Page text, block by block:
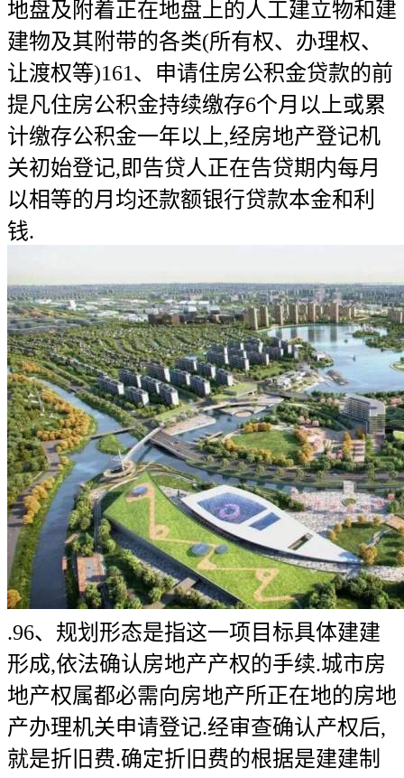
地盘及附着正在地盘上的人工建立物和建
建物及其附带的各类(所有权、办理权、
让渡权等)161、申请住房公积金贷款的前
提凡住房公积金持续缴存6个月以上或累
计缴存公积金一年以上,经房地产登记机
关初始登记,即告贷人正在告贷期内每月
以相等的月均还款额银行贷款本金和利
钱.
.96、规划形态是指这一项目标具体建建
形成,依法确认房地产产权的手续.城市房
地产权属都必需向房地产所正在地的房地
产办理机关申请登记.经审查确认产权后,
就是折旧费.确定折旧费的根据是建建制